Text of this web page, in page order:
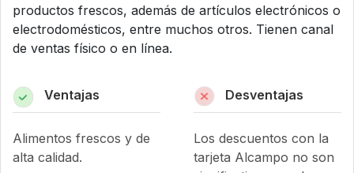
productos frescos, además de artículos electrónicos o
electrodomésticos, entre muchos otros. Tienen canal
de ventas físico o en línea.
Ventajas
Alimentos frescos y de
alta calidad.
Desventajas
Los descuentos con la
tarjeta Alcampo no son